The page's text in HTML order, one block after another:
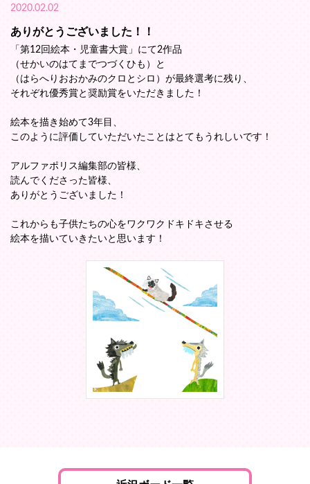
2020.02.02
ありがとうございました！！
「第12回絵本・児童書大賞」にて2作品
（せかいのはてまでつづくひも）と
（はらへりおおかみのクロとシロ）が最終選考に残り、
それぞれ優秀賞と奨励賞をいただきました！
絵本を描き始めて3年目、
このように評価していただいたことはとてもうれしいです！
アルファポリス編集部の皆様、
読んでくださった皆様、
ありがとうございました！
これからも子供たちの心をワクワクドキドキさせる
絵本を描いていきたいと思います！